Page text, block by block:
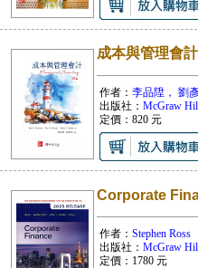
成本與管理會
作者： 李品陞， 劉
出版社： McGraw
定價： 820元
Corporate
作者： Stephen Ross
出版社： McGraw
定價： 1780元